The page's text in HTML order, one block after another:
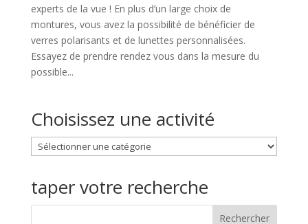
experts de la vue ! En plus d’un large choix de
montures, vous avez la possibilité de bénéficier de
verres polarisants et de lunettes personnalisées.
Essayez de prendre rendez vous dans la mesure du
possible...
Choisissez une activité
Choisissez
une
taper votre recherche